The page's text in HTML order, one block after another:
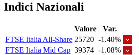
Indici Nazionali
Valore
Var.
FTSE Italia All-Share 25720 -1.40%
FTSE Italia Mid Cap 39374 -1.08%